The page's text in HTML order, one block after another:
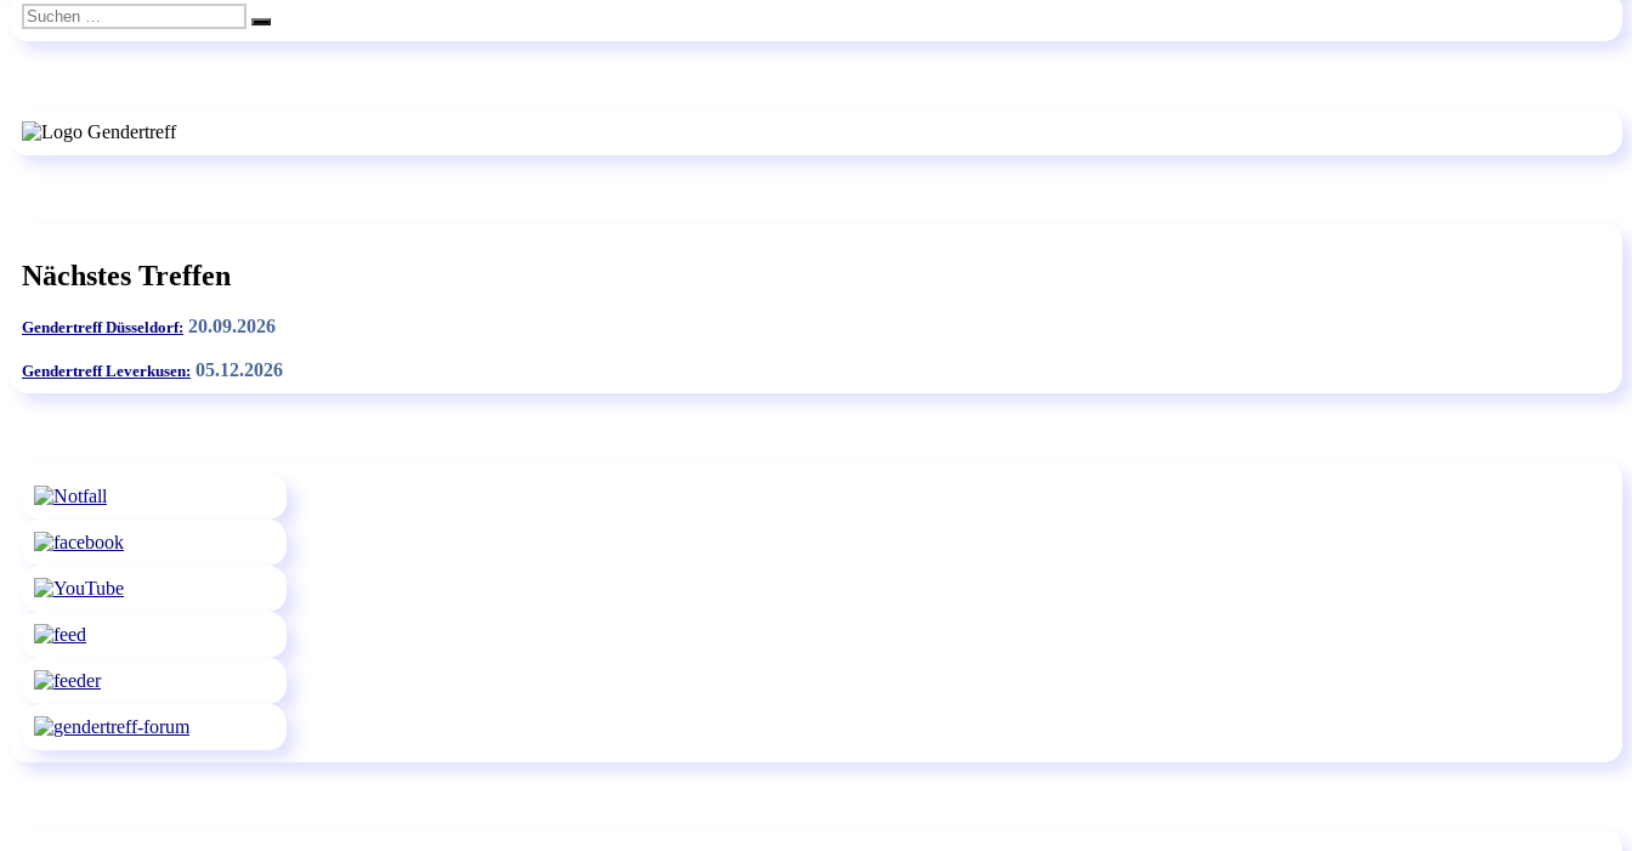
Suchen
nach:
Suchen
Nächstes Treffen
Gendertreff Düsseldorf: 20.09.2026
Gendertreff Leverkusen: 05.12.2026